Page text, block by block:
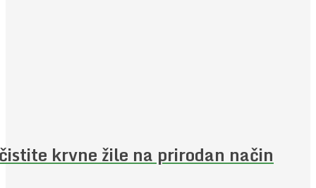
krvne žile na prirodan način